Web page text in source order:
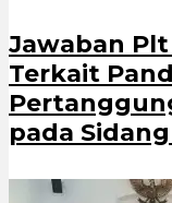
Jawaban
Terkait
pada